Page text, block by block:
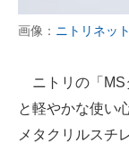
画像： ニトリネット
ニトリの「MS
と軽やかな使い
メタクリルスチ